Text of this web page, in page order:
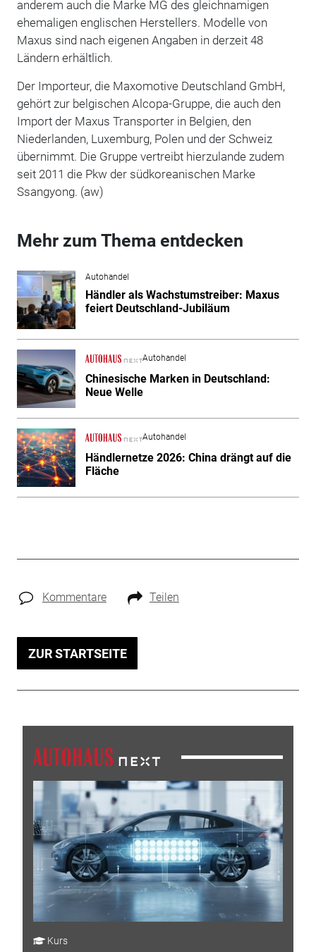
anderem auch die Marke MG des gleichnamigen
ehemaligen englischen Herstellers. Modelle von
Maxus sind nach eigenen Angaben in derzeit 48
Ländern erhältlich.
Der Importeur, die Maxomotive Deutschland GmbH,
gehört zur belgischen Alcopa-Gruppe, die auch den
Import der Maxus Transporter in Belgien, den
Niederlanden, Luxemburg, Polen und der Schweiz
übernimmt. Die Gruppe vertreibt hierzulande zudem
seit 2011 die Pkw der südkoreanischen Marke
Ssangyong. (aw)
Mehr zum Thema entdecken
Autohandel
Händler als Wachstumstreiber: Maxus
feiert Deutschland-Jubiläum
Autohandel
Chinesische Marken in Deutschland:
Neue Welle
Autohandel
Händlernetze 2026: China drängt auf die
Fläche
Kommentare Teilen
ZUR STARTSEITE
Kurs